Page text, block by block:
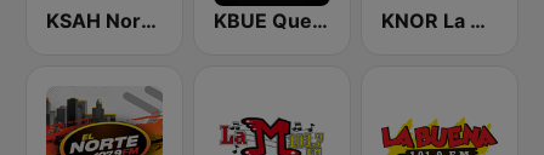
KSAH Norteño 720 y 104.1 KBUE Que Buena 105.5 / 94.3 FM (US Only) KNOR La Raza 93.7 (US Only)